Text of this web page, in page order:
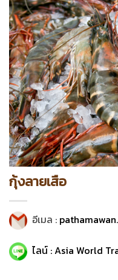
กุ้งลายเสือ
อีเมล :
ไลน์ : Asia World